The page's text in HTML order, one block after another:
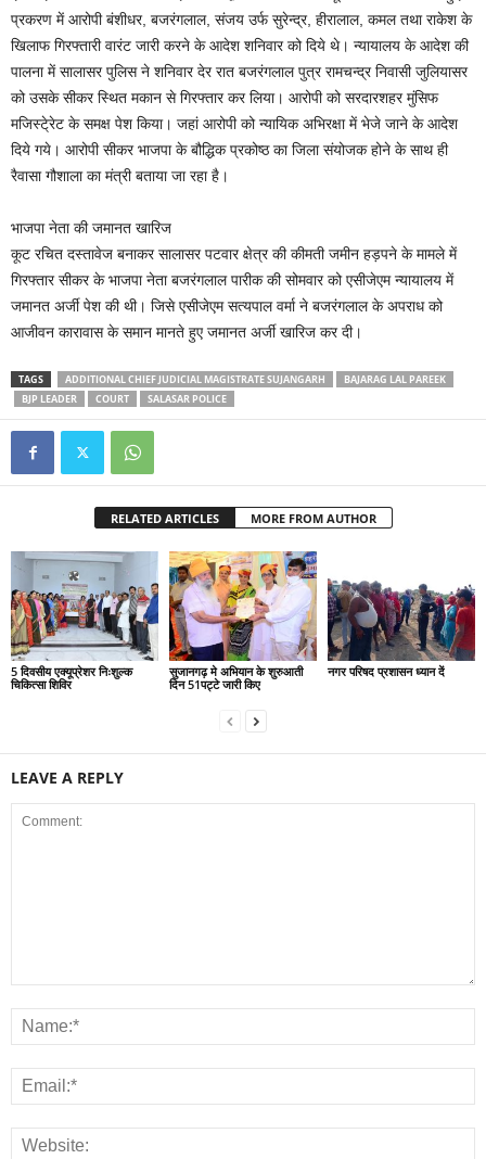
प्रकरण में आरोपी बंशीधर, बजरंगलाल, संजय उर्फ सुरेन्द्र, हीरालाल, कमल तथा राकेश के
खिलाफ गिरफ्तारी वारंट जारी करने के आदेश शनिवार को दिये थे। न्यायालय के आदेश की
पालना में सालासर पुलिस ने शनिवार देर रात बजरंगलाल पुत्र रामचन्द्र निवासी जुलियासर
को उसके सीकर स्थित मकान से गिरफ्तार कर लिया। आरोपी को सरदारशहर मुंसिफ
मजिस्टे्रेट के समक्ष पेश किया। जहां आरोपी को न्यायिक अभिरक्षा में भेजे जाने के आदेश
दिये गये। आरोपी सीकर भाजपा के बौद्धिक प्रकोष्ठ का जिला संयोजक होने के साथ ही
रैवासा गौशाला का मंत्री बताया जा रहा है।
भाजपा नेता की जमानत खारिज
कूट रचित दस्तावेज बनाकर सालासर पटवार क्षेत्र की कीमती जमीन हड़पने के मामले में
गिरफ्तार सीकर के भाजपा नेता बजरंगलाल पारीक की सोमवार को एसीजेएम न्यायालय में
जमानत अर्जी पेश की थी। जिसे एसीजेएम सत्यपाल वर्मा ने बजरंगलाल के अपराध को
आजीवन कारावास के समान मानते हुए जमानत अर्जी खारिज कर दी।
TAGS ADDITIONAL CHIEF JUDICIAL MAGISTRATE SUJANGARH
BAJARAG LAL PAREEK
BJP LEADER
COURT SALASAR POLICE
RELATED ARTICLES MORE FROM AUTHOR
5 दिवसीय एक्यूप्रेशर निःशुल्क
चिकित्सा शिविर
सुजानगढ़ मे अभियान के शुरुआती
दिन 51पट्टे जारी किए
नगर परिषद प्रशासन ध्यान दें
LEAVE A REPLY